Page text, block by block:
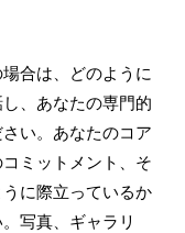
合は、どのように
、あなたの専門的
い。あなたのコア
ミットメント、そ
に際立っているか
写真、ギャラリ